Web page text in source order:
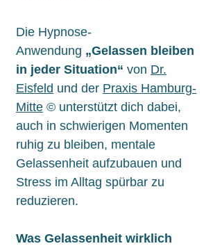
Die Hypnose-
Anwendung „Gelassen bleiben
in jeder Situation“ von Dr.
Eisfeld und der Praxis Hamburg-
Mitte © unterstützt dich dabei,
auch in schwierigen Momenten
ruhig zu bleiben, mentale
Gelassenheit aufzubauen und
Stress im Alltag spürbar zu
reduzieren.
Was Gelassenheit wirklich